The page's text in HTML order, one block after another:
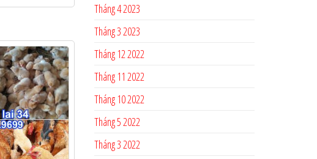
Tháng 4 2023
Tháng 3 2023
Tháng 12 2022
Tháng 11 2022
Tháng 10 2022
Tháng 5 2022
Tháng 3 2022